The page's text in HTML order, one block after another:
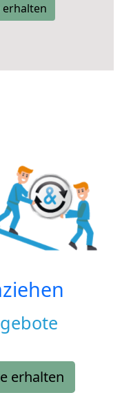
erhalten
erhalten